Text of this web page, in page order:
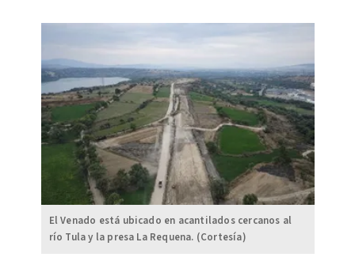
El Venado está ubicado en acantilados cercanos al
río Tula y la presa La Requena. (Cortesía)